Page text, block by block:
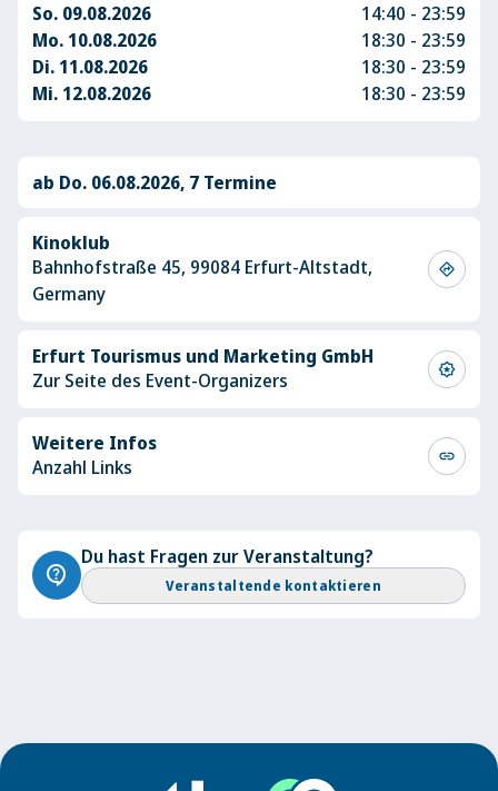
So. 09.08.2026
14:40 - 23:59
Mo. 10.08.2026
18:30 - 23:59
Di. 11.08.2026
18:30 - 23:59
Mi. 12.08.2026
18:30 - 23:59
ab Do. 06.08.2026, 7 Termine
Kinoklub
Bahnhofstraße 45, 99084 Erfurt-Altstadt,
Germany
directions
Erfurt Tourismus und Marketing GmbH
Zur Seite des Event-Organizers
award_star
Weitere Infos
Anzahl Links
link
contact_support
Du hast Fragen zur Veranstaltung?
Veranstaltende kontaktieren